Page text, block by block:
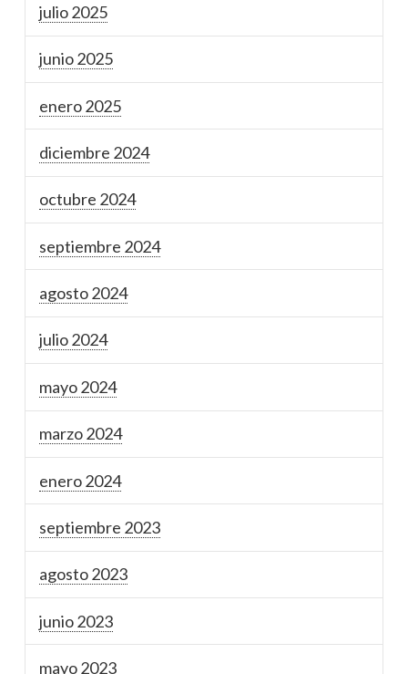
julio 2025
junio 2025
enero 2025
diciembre 2024
octubre 2024
septiembre 2024
agosto 2024
julio 2024
mayo 2024
marzo 2024
enero 2024
septiembre 2023
agosto 2023
junio 2023
mayo 2023